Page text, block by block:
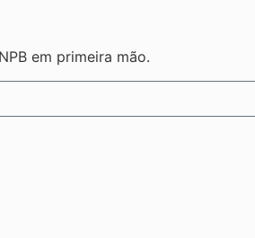
em primeira mão.